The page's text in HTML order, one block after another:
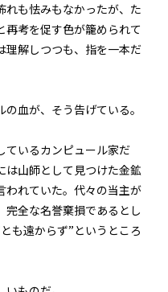
黒目の少女
管理者〉様？
第二食堂
黒目の少女
腿肉の炙り
黒目の少女
も怯みもなかったが、た
再考を促す色が籠められて
理解しつつも、指を一本だ
血が、そう告げている。
いるカンピュール家だ
は山師として見つけた金鉱
われていた。代々の当主が
完全な名誉棄損であるとし
も遠からず”というところ